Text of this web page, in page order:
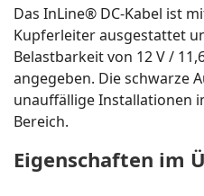
Das InLine® DC-Kabel ist
Kupferleiter ausgestattet
Belastbarkeit von 12 V /
angegeben. Die schwarze
unauffällige Installationen
Bereich.
Eigenschaften im